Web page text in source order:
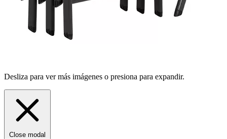
Desliza para ver más imágenes o presiona para expandir.
Close modal